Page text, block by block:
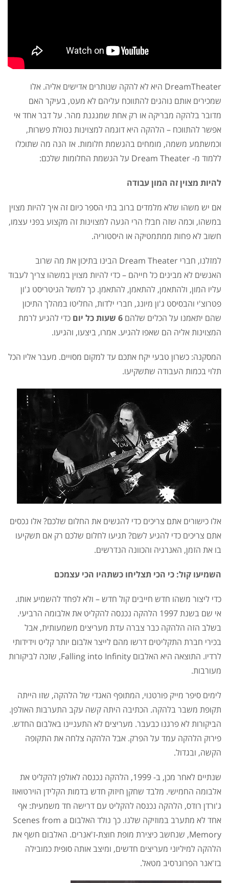
DreamTheater היא לא להקה שנותרים אדישים אליה. אלו
שמכירים אותם נוהגים להתווכח עליהם לא מעט, בעיקר האם
מדובר בלהקה מבריקה או רק אחת שמנגנת מהר. על דבר אחד אי
אפשר להתווכח – הלהקה היא דוגמה למצוינות נטולת פשרות,
וכמשתמע משמה, מומחים בהגשמת חלומות. אז הנה מה שתוכלו
ללמוד מ- Dream Theater על הגשמת החלומות שלכם:
להיות מצוין זה המון עבודה
אם יש משהו שלא מלמדים ברוב בתי הספר כיום זה איך להיות מצוין
במשהו, וכמה שזה חבל! הרי הגעה למצוינות זה מקצוע בפני עצמו,
חשוב לא פחות ממתמטיקה או היסטוריה.
למזלנו, חברי Dream Theater הבינו בתיכון את מה שרוב
האנשים לא מבינים כל חייהם – כדי להיות מצוין במשהו צריך לעבוד
עליו המון, ולהתאמן, להתאמן, להתאמן. כך למשל הגיטריסט ג'ון
פטרוצ'י והבסיסט ג'ון מיונג, חברי ילדות, החליטו במהלך התיכון
שהם יתאמנו על הכלים שלהם 6 שעות כל יום
כדי להגיע לרמת
המצוינות אליה הם שאפו להגיע. אמרו, ביצעו, והגיעו.
המסקנה: כשרון טבעי יקח אתכם עד למקום מסויים. מעבר אליו הכל
תלוי בכמות העבודה שתשקיעו.
אלו כישורים אתם צריכים כדי להגשים את החלום שלכם? אלו נכסים
אתם צריכים כדי להגיע לשם? תגיעו לחלום שלכם רק אם תשקיעו
בו את הזמן, האנרגיה והכוונה הנדרשים.
השמיעו קול: כי הכי תצליחו כשתהיו הכי עצמכם
כדי ליצור משהו חדש חייבים קול חדש – ולא לפחד להשמיע אותו.
אי שם בשנת 1997 הלהקה נכנסה להקליט את אלבומה הרביעי.
בשלב הזה הלהקה כבר צברה עדת מעריצים משמעותית, אבל
בכירי חברת התקליטים דרשו מהם לייצר אלבום יותר קליט וידידותי
לרדיו. התוצאה היא האלבום Falling into Infinity, שזכה לביקורות
מעורבות.
לימים סיפר מייק פורטנוי, המתופף האגדי של הלהקה, שזו הייתה
תקופת משבר בלהקה. הכתיבה היתה קשה עקב התערבות האולפן.
הביקורות לא פרגנו כבעבר. מעריצים לא התעניינו באלבום החדש.
פירוק הלהקה עמד על הפרק. אבל הלהקה צלחה את התקופה
הקשה, ובגדול.
שנתיים לאחר מכן, ב- 1999, הלהקה נכנסה לאולפן להקליט את
אלבומה החמישי. מלבד שחקן חיזוק חדש בדמות הקלידן הוירטואוז
ג'ורדן רודס, הלהקה נכנסה להקליט עם דרישה חד משמעית: אף
אחד לא מתערב במוזיקה שלנו. כך נולד האלבום Scenes from a
Memory, שנחשב כיצירת מופת חוצת-ז'אנרים. האלבום חשף את
הלהקה למיליוני מעריצים חדשים, ומיצב אותה סופית כמובילה
בז'אנר הפרוגרסיב מטאל.